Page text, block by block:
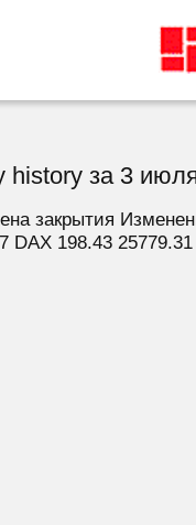
за 3 июля
закрытия
DAX 198.43